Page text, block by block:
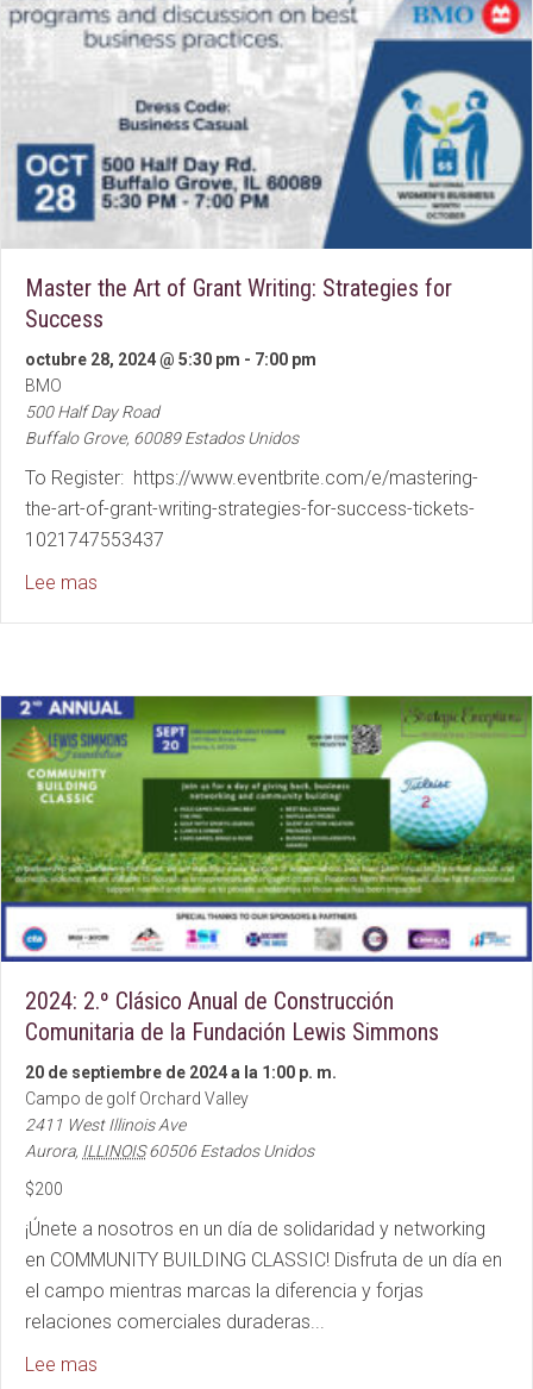
Master the Art of Grant Writing: Strategies for
Success
octubre 28, 2024 @ 5:30 pm - 7:00 pm
BMO
500 Half Day Road
Buffalo Grove, 60089 Estados Unidos
To Register: https://www.eventbrite.com/e/mastering-
the-art-of-grant-writing-strategies-for-success-tickets-
1021747553437
Lee mas
2024: 2.º Clásico Anual de Construcción
Comunitaria de la Fundación Lewis Simmons
20 de septiembre de 2024 a la 1:00 p. m.
Campo de golf Orchard Valley
2411 West Illinois Ave
Aurora, ILLINOIS 60506 Estados Unidos
$200
¡Únete a nosotros en un día de solidaridad y networking
en COMMUNITY BUILDING CLASSIC! Disfruta de un día en
el campo mientras marcas la diferencia y forjas
relaciones comerciales duraderas...
Lee mas